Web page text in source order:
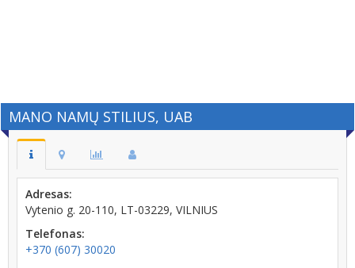
MANO NAMŲ STILIUS, UAB
Adresas:
Vytenio g. 20-110, LT-03229, VILNIUS
Telefonas:
+370 (607) 30020